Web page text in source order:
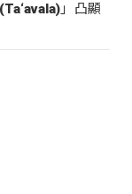
」凸顯